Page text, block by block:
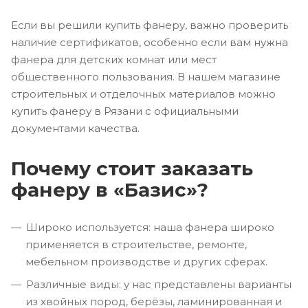
Если вы решили купить фанеру, важно проверить
наличие сертификатов, особенно если вам нужна
фанера для детских комнат или мест
общественного пользования. В нашем магазине
строительных и отделочных материалов можно
купить фанеру в Рязани с официальными
документами качества.
Почему стоит заказать
фанеру в «Базис»?
Широко используется: наша фанера широко
применяется в строительстве, ремонте,
мебельном производстве и других сферах.
Различные виды: у нас представлены варианты
из хвойных пород, берёзы, ламинированная и